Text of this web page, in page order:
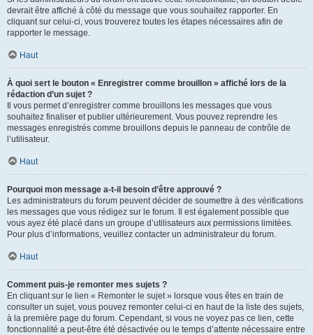
devrait être affiché à côté du message que vous souhaitez rapporter. En
cliquant sur celui-ci, vous trouverez toutes les étapes nécessaires afin de
rapporter le message.
Haut
À quoi sert le bouton « Enregistrer comme brouillon » affiché lors de la
rédaction d’un sujet ?
Il vous permet d’enregistrer comme brouillons les messages que vous
souhaitez finaliser et publier ultérieurement. Vous pouvez reprendre les
messages enregistrés comme brouillons depuis le panneau de contrôle de
l’utilisateur.
Haut
Pourquoi mon message a-t-il besoin d’être approuvé ?
Les administrateurs du forum peuvent décider de soumettre à des vérifications
les messages que vous rédigez sur le forum. Il est également possible que
vous ayez été placé dans un groupe d’utilisateurs aux permissions limitées.
Pour plus d’informations, veuillez contacter un administrateur du forum.
Haut
Comment puis-je remonter mes sujets ?
En cliquant sur le lien « Remonter le sujet » lorsque vous êtes en train de
consulter un sujet, vous pouvez remonter celui-ci en haut de la liste des sujets,
à la première page du forum. Cependant, si vous ne voyez pas ce lien, cette
fonctionnalité a peut-être été désactivée ou le temps d’attente nécessaire entre